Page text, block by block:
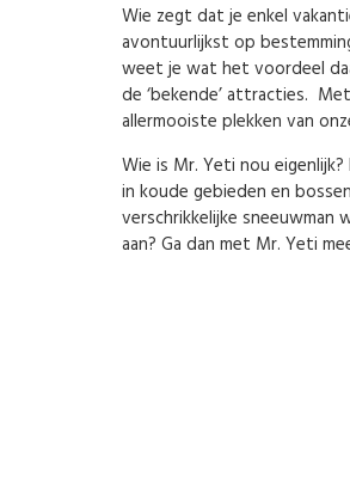
Wie zegt dat je enkel
avontuurlijkst op
weet je wat het voordeel
de ‘bekende’ attracties.
allermooiste plekken van
Wie is Mr. Yeti nou
in koude gebieden en
verschrikkelijke
aan? Ga dan met Mr. Yeti